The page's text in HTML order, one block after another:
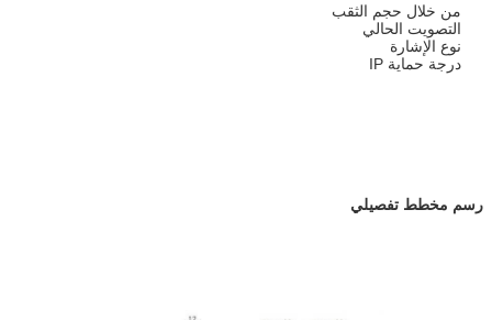
من خلال حجم الثقب
التصويت الحالي
نوع الإشارة
درجة حماية IP
رسم مخطط تفصيلي